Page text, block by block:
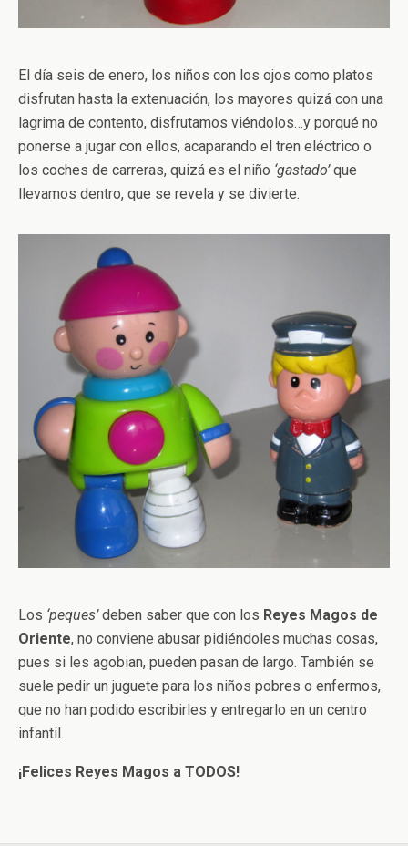
El día seis de enero, los niños con los ojos como platos
disfrutan hasta la extenuación, los mayores quizá con una
lagrima de contento, disfrutamos viéndolos…y porqué no
ponerse a jugar con ellos, acaparando el tren eléctrico o
los coches de carreras, quizá es el niño ‘gastado’que
llevamos dentro, que se revela y se divierte.
Los ‘peques’deben saber que con los Reyes Magos de
Oriente, no conviene abusar pidiéndoles muchas cosas,
pues si les agobian, pueden pasan de largo. También se
suele pedir un juguete para los niños pobres o enfermos,
que no han podido escribirles y entregarlo en un centro
infantil.
¡Felices Reyes Magos a TODOS!